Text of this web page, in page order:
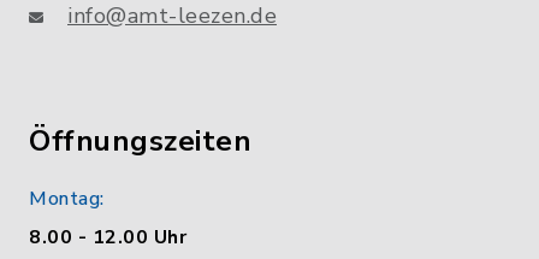
info@amt-leezen.de
Öffnungszeiten
Montag:
8.00 - 12.00 Uhr